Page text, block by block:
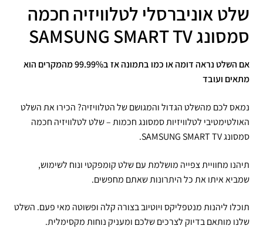
שלט אוניברסלי לטלוויזיה חכמה
סמסונג SAMSUNG SMART TV
אם השלט נראה דומה או כמו בתמונה אז ב99.99% מהמקרים הוא
מתאים ועובד
נמאס לכם מהשלט הגדול והמגושם של הטלוויזיה? הכירו את השלט
האולטימטיבי לטלוויזיות סמסונג חכמות – שלט לטלוויזיה חכמה
סמסונג SAMSUNG SMART TV.
תיהנו מחוויית צפייה מושלמת עם שלט קומפקטי ונוח לשימוש,
שמביא איתו את כל היתרונות שאתם מחפשים.
תוכלו ליהנות מנטפליקס ויוטיוב בצורה קלה ופשוטה מאי פעם. השלט
שלנו מותאם בדיוק לצרכים שלכם ומעניק נוחות מקסימלית.